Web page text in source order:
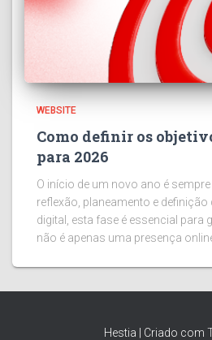
WEBSITE
Como definir os
para 2026
O início de um novo ano é
reflexão, planeamento e definição
digital, esta fase é essencial para
não é apenas uma presença
Hestia | Criado com